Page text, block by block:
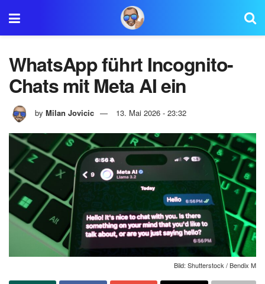
WhatsApp führt Incognito-
Chats mit Meta AI ein
by Milan Jovicic 13. Mai 2026 - 23:32
Bild: Shutterstock / Bendix M